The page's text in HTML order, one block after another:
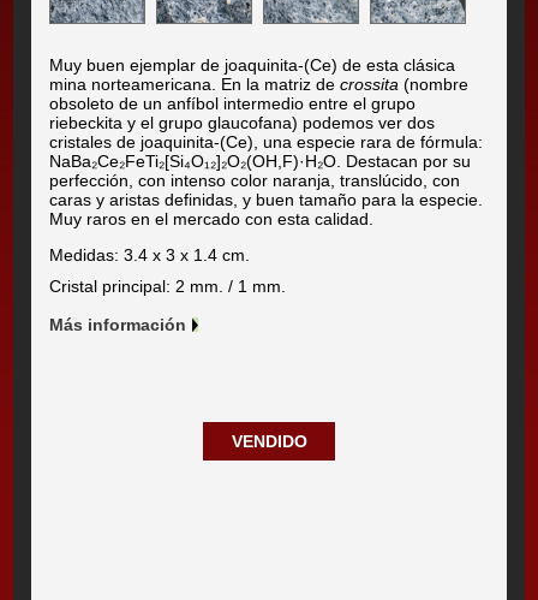
Muy buen ejemplar de joaquinita-(Ce) de esta clásica
mina norteamericana. En la matriz decrossita (nombre
obsoleto de un anfíbol intermedio entre el grupo
riebeckita y el grupo glaucofana) podemos ver dos
cristales de joaquinita-(Ce), una especie rara de fórmula:
NaBa₂Ce₂FeTi₂[Si₄O₁₂]₂O₂(OH,F)·H₂O. Destacan por su
perfección, con intenso color naranja, translúcido, con
caras y aristas definidas, y buen tamaño para la especie.
Muy raros en el mercado con esta calidad.
Medidas: 3.4 x 3 x 1.4 cm.
Cristal principal: 2 mm. / 1 mm.
Más información
VENDIDO